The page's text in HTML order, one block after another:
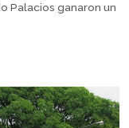
Palacios ganaron un